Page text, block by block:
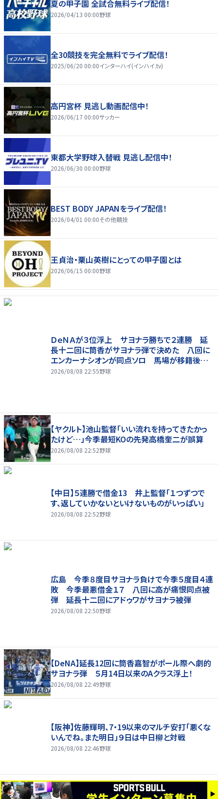
夏の甲子園 全試合無料ライブ配信！
2026/04/13 00:00野球
全30競技を完全無料でライブ配信！
2025/06/20 00:00インターハイ(インハイ.tv)
高円宮杯 見逃し動画配信中！
2026/06/17 00:00サッカー
東都大学野球入替戦 見逃し配信中！
2026/06/30 00:00野球
BEST BODY JAPANをライブ配信！
2026/04/01 00:00その他競技
王貞治・栗山英樹にとっての甲子園とは
2026/06/15 00:00野球
ＤｅＮＡが３位浮上 サヨナラ勝ちで２連勝 延
長十二回に筒香がサヨナラ弾で決めた 八回に
エンカーナシオンが同点ソロ 馬場が移籍後初
勝利
2026/08/08 22:55野球
【ヤクルト】池山監督「いい流れを持ってきたかっ
たけど…」今季最短KOの先発高橋奎二が誤算
2026/08/08 22:52野球
【中日】５連勝で借金13 井上監督「１つずつで
す、返していかないといけないものがいっぱい」
2026/08/08 22:52野球
広島 今季８度目サヨナラ負けで今季５度目４連
敗 今季最悪借金１７ 八回に高が痛恨同点被
弾 延長十二回にアドゥワがサヨナラ被弾
2026/08/08 22:50野球
【DeNA】延長12回に筒香嘉智がポール際へ劇的
サヨナラ弾 ５月14日以来のAクラス浮上！
2026/08/08 22:49野球
【阪神】佐藤輝明、7・19以来のマルチ安打「悪くな
いんでね。また明日」９日は中日柳と対戦
2026/08/08 22:46野球